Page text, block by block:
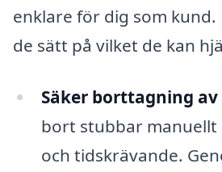
enklare för dig som
de sätt på vilket de kan
Säker borttagning
bort stubbar manuellt
och tidskrävande.